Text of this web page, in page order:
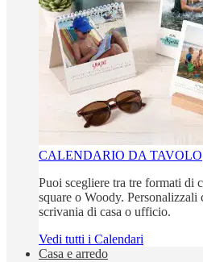
CALENDARIO DA TAVOLO
Puoi scegliere tra tre formati di
square o Woody. Personalizzali
scrivania di casa o ufficio.
Vedi tutti i Calendari
Casa e arredo